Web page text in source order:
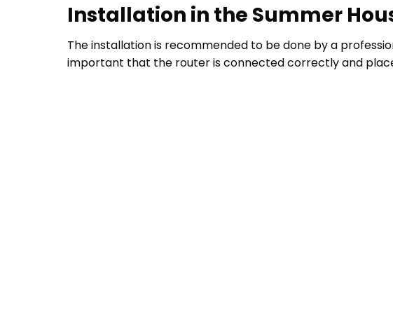
Installation in the Summer
The installation is recommended to be done by a
important that the router is connected correctly and